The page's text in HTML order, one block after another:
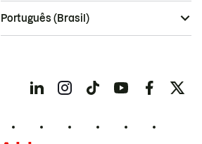
Português (Brasil)